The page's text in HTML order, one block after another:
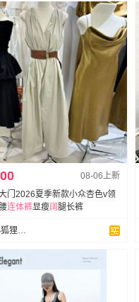
08-06上新
门2026夏季新款小众杏色v领
连体裤显瘦阔腿长裤
货源 小狐狸女装